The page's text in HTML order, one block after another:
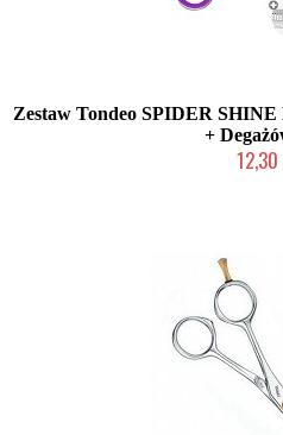
Zestaw Tondeo SPIDER
+
12,30